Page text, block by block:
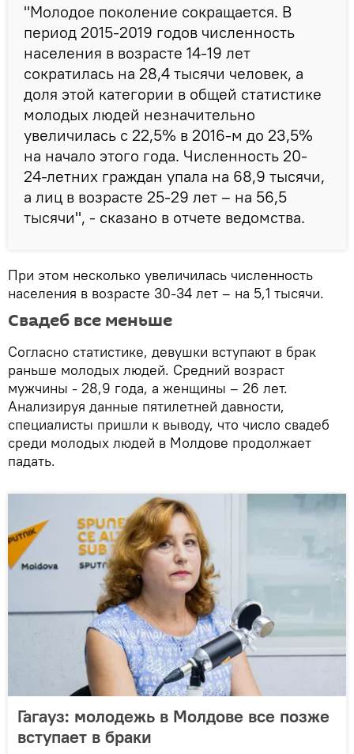
"Молодое поколение сокращается. В
период 2015-2019 годов численность
населения в возрасте 14-19 лет
сократилась на 28,4 тысячи человек, а
доля этой категории в общей статистике
молодых людей незначительно
увеличилась с 22,5% в 2016-м до 23,5%
на начало этого года. Численность 20-
24-летних граждан упала на 68,9 тысячи,
а лиц в возрасте 25-29 лет – на 56,5
тысячи", - сказано в отчете ведомства.
При этом несколько увеличилась численность
населения в возрасте 30-34 лет – на 5,1 тысячи.
Свадеб все меньше
Согласно статистике, девушки вступают в брак
раньше молодых людей. Средний возраст
мужчины - 28,9 года, а женщины – 26 лет.
Анализируя данные пятилетней давности,
специалисты пришли к выводу, что число свадеб
среди молодых людей в Молдове продолжает
падать.
Гагауз: молодежь в Молдове все позже
вступает в браки